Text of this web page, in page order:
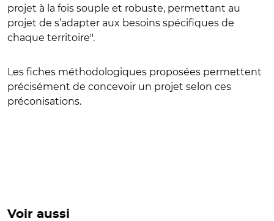
projet à la fois souple et robuste, permettant au
projet de s’adapter aux besoins spécifiques de
chaque territoire".
Les fiches méthodologiques proposées permettent
précisément de concevoir un projet selon ces
préconisations.
Voir aussi